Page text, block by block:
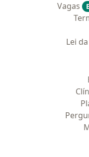
Vagas
Lei